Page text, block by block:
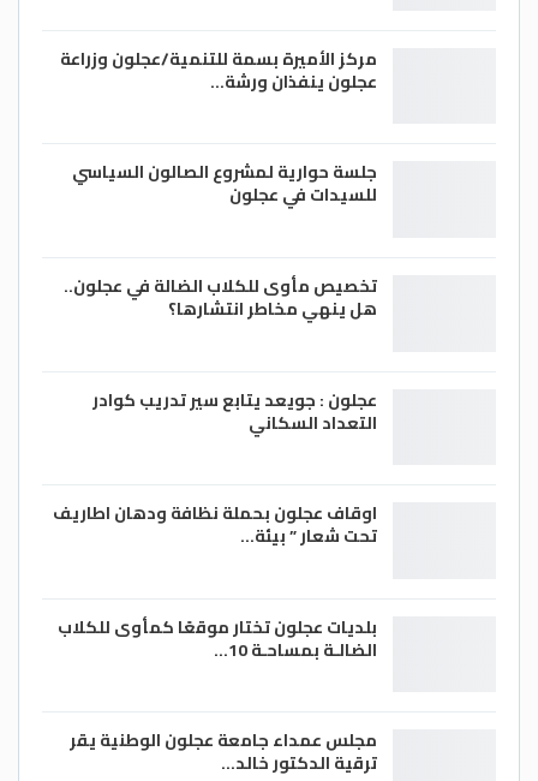
مركز الأميرة بسمة للتنمية/عجلون وزراعة
عجلون ينفذان ورشة…
جلسة حوارية لمشروع الصالون السياسي
للسيدات في عجلون
تخصيص مأوى للكلاب الضالة في عجلون..
هل ينهي مخاطر انتشارها؟
عجلون : جويعد يتابع سير تدريب كوادر
التعداد السكاني
اوقاف عجلون بحملة نظافة ودهان اطاريف
تحت شعار ” بيئة…
بلديات عجلون تختار موقعًا كمأوى للكلاب
الضالـة بمساحـة 10…
مجلس عمداء جامعة عجلون الوطنية يقر
ترقية الدكتور خالد…